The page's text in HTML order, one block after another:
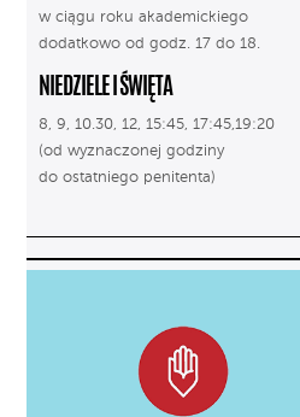
w ciągu roku akademickiego
dodatkowo od godz. 17 do 18.
NIEDZIELE I ŚWIĘTA
8, 9, 10.30, 12, 15:45, 17:45,19:20
(od wyznaczonej godziny
do ostatniego penitenta)